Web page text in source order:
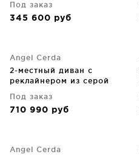
Под заказ
345 600 руб
Angel Cerda
2-местный диван с
реклайнером из серой
Под заказ
710 990 руб
Angel Cerda